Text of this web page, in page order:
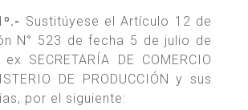
Sustitúyese el Artículo 12 de
N° 523 de fecha 5 de julio de
SECRETARÍA DE COMERCIO
DE PRODUCCIÓN y sus
por el siguiente: